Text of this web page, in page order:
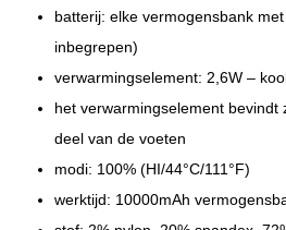
batterij: elke vermogensbank
inbegrepen)
verwarmingselement: 2,6W –
het verwarmingselement bevindt
deel van de voeten
modi: 100% (HI/44°C/111°F)
werktijd: 10000mAh